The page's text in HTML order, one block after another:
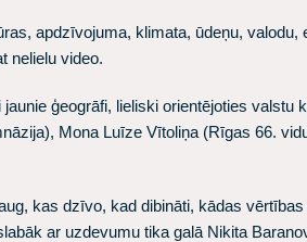
apdzīvojuma, klimata, ūdeņu,
nelielu video.
ģeogrāfi, lieliski orientējoties valstu
Mona Luīze Vītoliņa (Rīgas 66.
kas dzīvo, kad dibināti, kādas
ar uzdevumu tika galā Nikita